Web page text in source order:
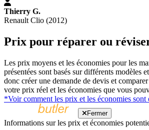
Thierry G.
Renault Clio (2012)
Prix pour réparer ou
Les prix moyens et les économies pour les
présentées sont basés sur différents modèles
donc créer une demande de devis et
votre prix réel et les économies que vous
*Voir comment les prix et les économies sont
Fermer
Informations sur les prix et économies